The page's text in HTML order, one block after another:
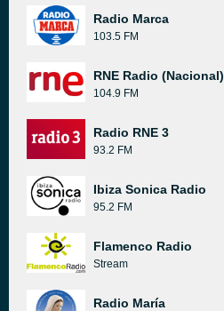
Radio Marca
103.5 FM
RNE Radio (Nacional)
104.9 FM
Radio RNE 3
93.2 FM
Ibiza Sonica Radio
95.2 FM
Flamenco Radio
Stream
Radio María